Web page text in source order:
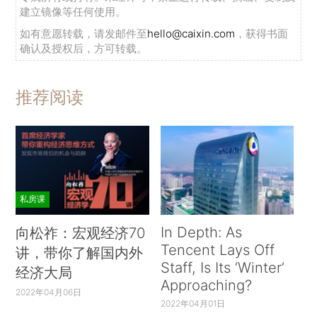
建立镜像等任何使用。
如有意愿转载，请发邮件至hello@caixin.com ，获得书面
确认及授权后，方可转载。
推荐阅读
私房课
向松祚：宏观经济70
讲，带你了解国内外
经济大局
2022年04月06日
In Depth: As
Tencent Lays Off
Staff, Is Its ‘Winter’
Approaching?
2022年04月01日